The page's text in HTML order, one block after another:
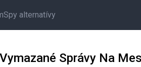
alternatívy
Správy Na